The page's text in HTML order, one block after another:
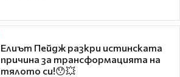
Елиът Пейдж разкри истинската
причина за трансформацията на
тялото си!😯💥